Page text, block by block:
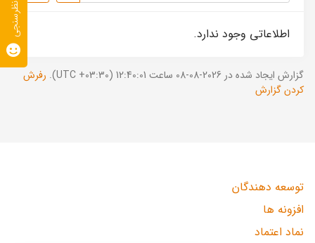
اطلاعاتی وجود ندارد.
گزارش ایجاد شده در 2026-08-08 ساعت 12:40:01 (UTC +03:30).
رفرش
کردن گزارش
توسعه دهندگان
افزونه ها
نماد اعتماد
نظرسنجی